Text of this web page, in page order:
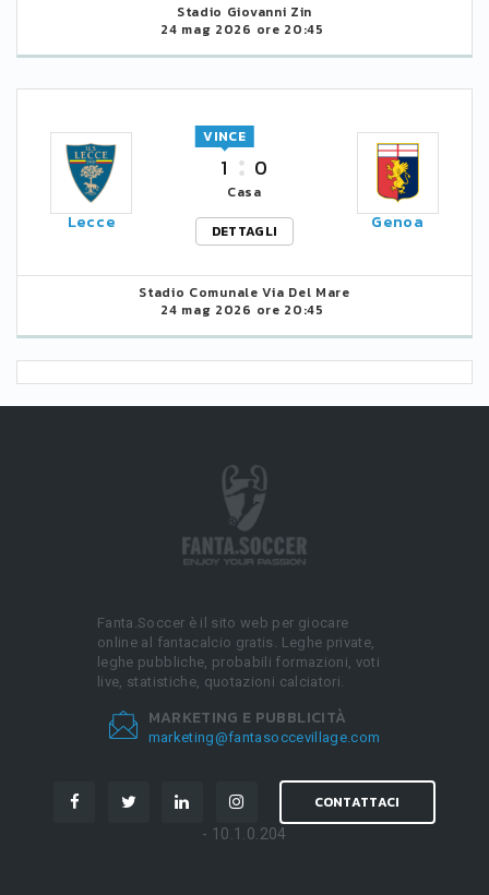
Stadio Giovanni Zin
24 mag 2026 ore 20:45
Lecce
1
VINCE
0
Casa
DETTAGLI
Genoa
Stadio Comunale Via Del Mare
24 mag 2026 ore 20:45
Fanta.Soccer è il sito web per giocare
online al fantacalcio gratis. Leghe private,
leghe pubbliche, probabili formazioni, voti
live, statistiche, quotazioni calciatori.
MARKETING E PUBBLICITÀ
marketing@fantasoccevillage.com
CONTATTACI
- 10.1.0.204